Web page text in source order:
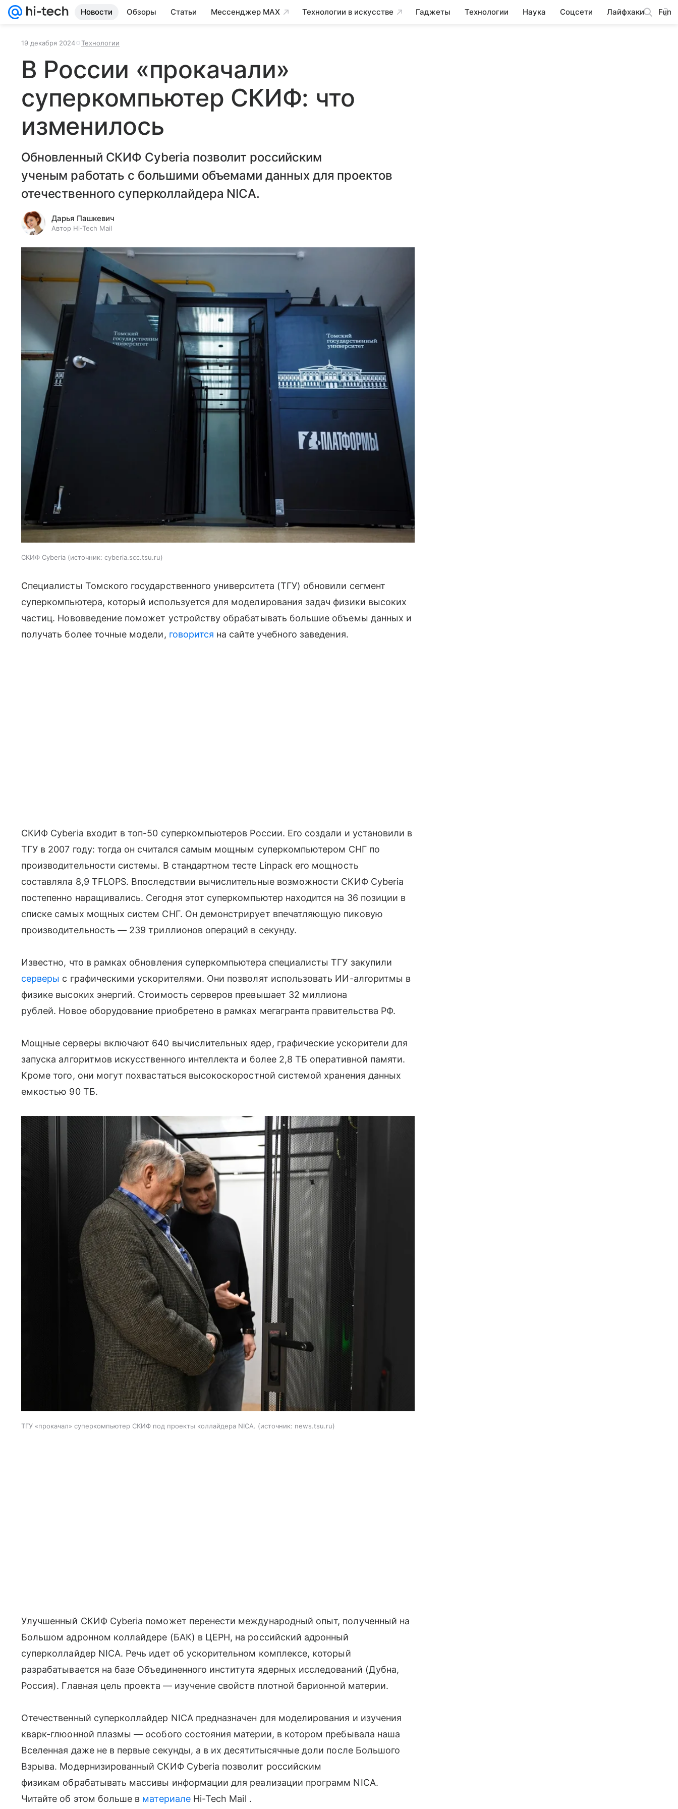
Новости Обзоры Статьи Мессенджер MAX Технологии в искусстве Гаджеты Технологии Наука Соцсети Лайфхаки Fun
19 декабря 2024 Технологии
В России «прокачали»
суперкомпьютер СКИФ: что
изменилось
Обновленный СКИФ Cyberia позволит российским
ученым работать с большими объемами данных для проектов
отечественного суперколлайдера NICA.
Дарья Пашкевич
Автор Hi-Tech Mail
СКИФ Cyberia источник: cyberia.scc.tsu.ru
Специалисты Томского государственного университета (ТГУ) обновили сегмент
суперкомпьютера, который используется для моделирования задач физики высоких
частиц. Нововведение поможет устройству обрабатывать большие объемы данных и
получать более точные модели, говорится на сайте учебного заведения.
СКИФ Cyberia входит в топ-50 суперкомпьютеров России. Его создали и установили в
ТГУ в 2007 году: тогда он считался самым мощным суперкомпьютером СНГ по
производительности системы. В стандартном тесте Linpack его мощность
составляла 8,9 TFLOPS. Впоследствии вычислительные возможности СКИФ Cyberia
постепенно наращивались. Сегодня этот суперкомпьютер находится на 36 позиции в
списке самых мощных систем СНГ. Он демонстрирует впечатляющую пиковую
производительность — 239 триллионов операций в секунду.
Известно, что в рамках обновления суперкомпьютера специалисты ТГУ закупили
серверы с графическими ускорителями. Они позволят использовать ИИ-алгоритмы в
физике высоких энергий. Стоимость серверов превышает 32 миллиона
рублей. Новое оборудование приобретено в рамках мегагранта правительства РФ.
Мощные серверы включают 640 вычислительных ядер, графические ускорители для
запуска алгоритмов искусственного интеллекта и более 2,8 ТБ оперативной памяти.
Кроме того, они могут похвастаться высокоскоростной системой хранения данных
емкостью 90 ТБ.
ТГУ «прокачал» суперкомпьютер СКИФ под проекты коллайдера NICA. источник: news.tsu.ru
Улучшенный СКИФ Cyberia поможет перенести международный опыт, полученный на
Большом адронном коллайдере (БАК) в ЦЕРН, на российский адронный
суперколлайдер NICA. Речь идет об ускорительном комплексе, который
разрабатывается на базе Объединенного института ядерных исследований (Дубна,
Россия). Главная цель проекта — изучение свойств плотной барионной материи.
Отечественный суперколлайдер NICA предназначен для моделирования и изучения
кварк-глюонной плазмы — особого состояния материи, в котором пребывала наша
Вселенная даже не в первые секунды, а в их десятитысячные доли после Большого
Взрыва. Модернизированный СКИФ Cyberia позволит российским
физикам обрабатывать массивы информации для реализации программ NICA.
Читайте об этом больше в материалеHi-Tech Mail .